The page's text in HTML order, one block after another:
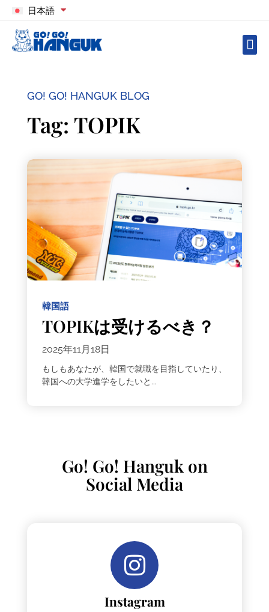
日本語
GO! GO! HANGUK BLOG
Tag: TOPIK
韓国語
TOPIKは受けるべき？
2025年11月18日
もしもあなたが、韓国で就職を目指していたり、
韓国への大学進学をしたいと...
Go! Go! Hanguk on
Social Media
Instagram